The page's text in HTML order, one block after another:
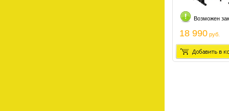
Возможен
18 990 руб.